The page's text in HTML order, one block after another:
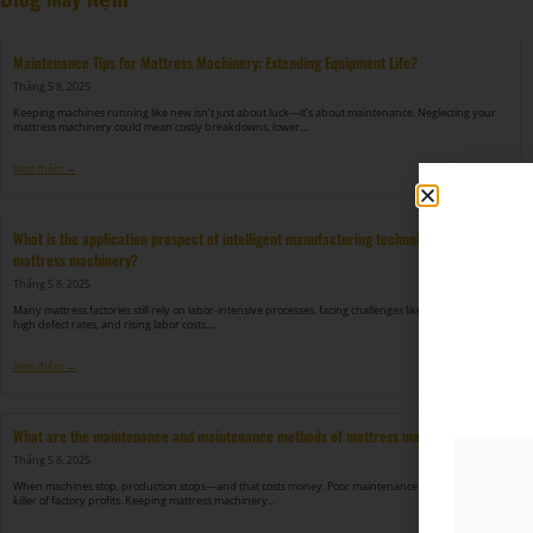
Maintenance Tips for Mattress Machinery: Extending Equipment Life?
Tháng 5 8, 2025
Keeping machines running like new isn’t just about luck—it’s about maintenance. Neglecting your
mattress machinery could mean costly breakdowns, lower…
Xem thêm →
What is the application prospect of intelligent manufacturing technology in
mattress machinery?
Tháng 5 8, 2025
Many mattress factories still rely on labor-intensive processes, facing challenges like low efficiency,
high defect rates, and rising labor costs.…
Xem thêm →
What are the maintenance and maintenance methods of mattress machinery?
Tháng 5 8, 2025
When machines stop, production stops—and that costs money. Poor maintenance is the hidden
killer of factory profits. Keeping mattress machinery…